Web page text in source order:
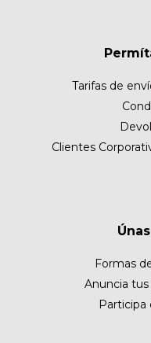
Tarifas de
Clientes
Formas
Anuncia
Participa